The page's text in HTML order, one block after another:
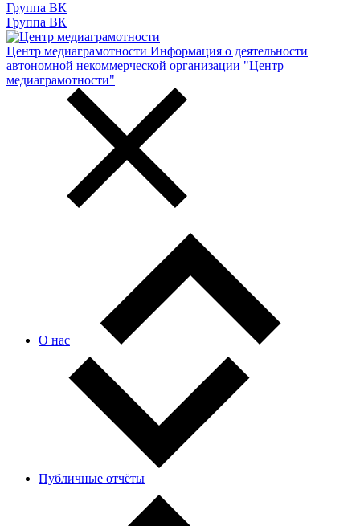
Группа ВК
Группа ВК
Центр медиаграмотности Информация о деятельности
автономной некоммерческой организации "Центр
медиаграмотности"
О нас
Публичные отчёты